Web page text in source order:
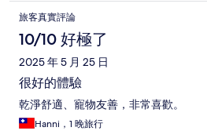
旅客真實評論
10/10 好極了
2025 年 5 月 25 日
很好的體驗
乾淨舒適、寵物友善，非常喜歡。
Hanni，1 晚旅行